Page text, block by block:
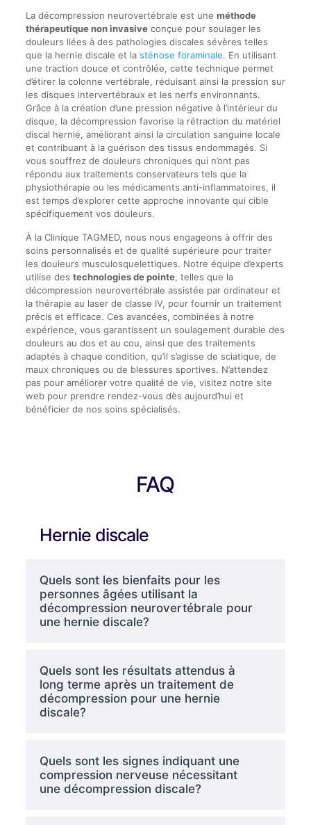
La décompression neurovertébrale est une méthode
thérapeutique non invasiveconçue pour soulager les
douleurs liées à des pathologies discales sévères telles
que la hernie discale et la sténose foraminale. En utilisant
une traction douce et contrôlée, cette technique permet
d’étirer la colonne vertébrale, réduisant ainsi la pression sur
les disques intervertébraux et les nerfs environnants.
Grâce à la création d’une pression négative à l’intérieur du
disque, la décompression favorise la rétraction du matériel
discal hernié, améliorant ainsi la circulation sanguine locale
et contribuant à la guérison des tissus endommagés. Si
vous souffrez de douleurs chroniques qui n’ont pas
répondu aux traitements conservateurs tels que la
physiothérapie ou les médicaments anti-inflammatoires, il
est temps d’explorer cette approche innovante qui cible
spécifiquement vos douleurs.
À la Clinique TAGMED, nous nous engageons à offrir des
soins personnalisés et de qualité supérieure pour traiter
les douleurs musculosquelettiques. Notre équipe d’experts
utilise des technologies de pointe, telles que la
décompression neurovertébrale assistée par ordinateur et
la thérapie au laser de classe IV, pour fournir un traitement
précis et efficace. Ces avancées, combinées à notre
expérience, vous garantissent un soulagement durable des
douleurs au dos et au cou, ainsi que des traitements
adaptés à chaque condition, qu’il s’agisse de sciatique, de
maux chroniques ou de blessures sportives. N’attendez
pas pour améliorer votre qualité de vie, visitez notre site
web pour prendre rendez-vous dès aujourd’hui et
bénéficier de nos soins spécialisés.
FAQ
Hernie discale
Quels sont les bienfaits pour les
personnes âgées utilisant la
décompression neurovertébrale pour
une hernie discale?
Quels sont les résultats attendus à
long terme après un traitement de
décompression pour une hernie
discale?
Quels sont les signes indiquant une
compression nerveuse nécessitant
une décompression discale?